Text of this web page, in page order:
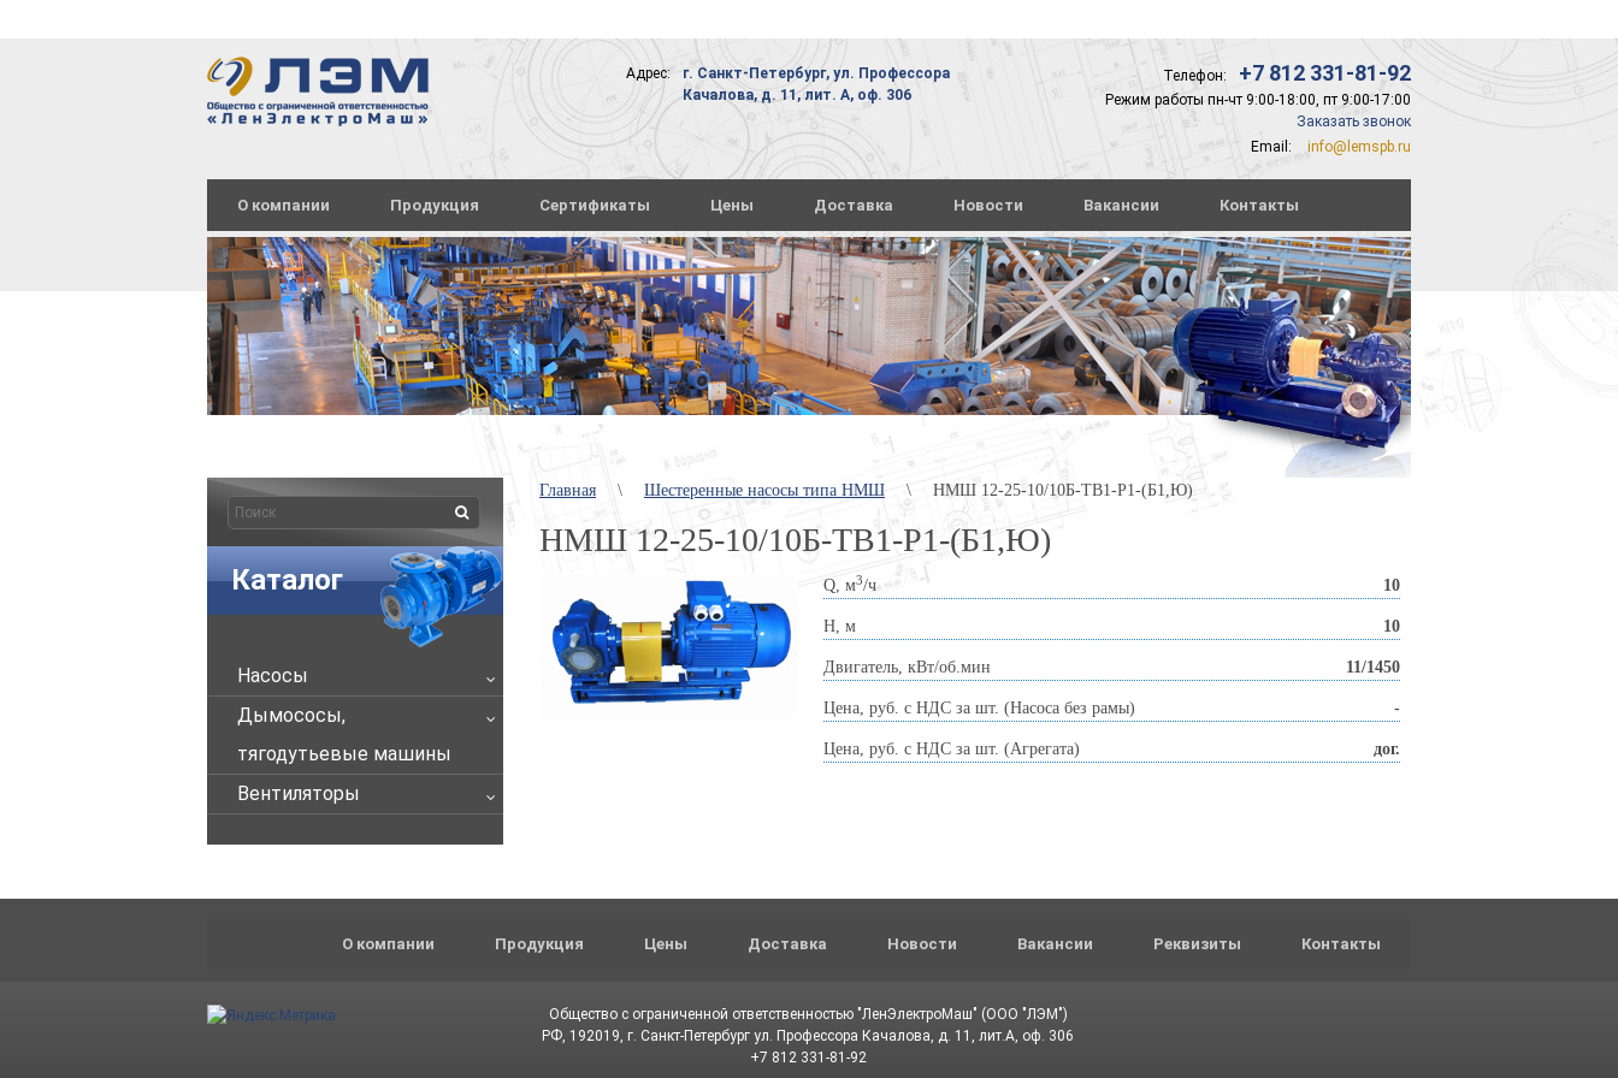
Адрес:
г. Санкт-Петербург, ул. Профессора
Качалова, д. 11, лит. А, оф. 306
Телефон: +7 812 331-81-92
Режим работы пн-чт 9:00-18:00, пт 9:00-17:00
Заказать звонок
Email:
info@lemspb.ru
О компании Продукция Сертификаты Цены Доставка Новости Вакансии Контакты
Каталог
Насосы
Дымососы,
тягодутьевые машины
Вентиляторы
Главная \ Шестеренные насосы типа НМШ \ НМШ 12-25-10/10Б-ТВ1-Р1-(Б1,Ю)
НМШ 12-25-10/10Б-ТВ1-Р1-(Б1,Ю)
Q, м3/ч 10
Н, м 10
Двигатель, кВт/об.мин 11/1450
Цена, руб. с НДС за шт. (Насоса без рамы) -
Цена, руб. с НДС за шт. (Агрегата) дог.
О компании Продукция Цены Доставка Новости Вакансии Реквизиты Контакты
Общество с ограниченной ответственностью "ЛенЭлектроМаш" (ООО "ЛЭМ")
РФ, 192019, г. Санкт-Петербург ул. Профессора Качалова, д. 11, лит.А, оф. 306
+7 812 331-81-92